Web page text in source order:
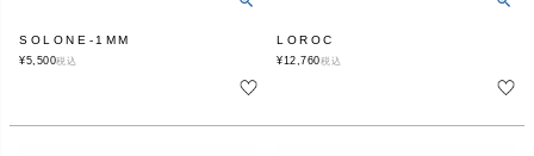
SOLONE-1MM
¥5,500税込
LOROC
¥12,760税込